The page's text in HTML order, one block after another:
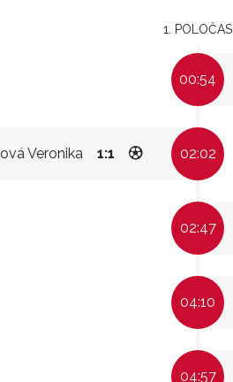
1. POLOČAS
00:54
Veronika 1:1 02:02
02:47
04:10
04:57